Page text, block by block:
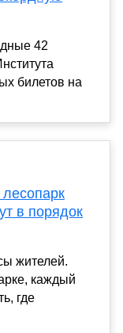
42
билетов на
в порядок
жителей.
каждый
где